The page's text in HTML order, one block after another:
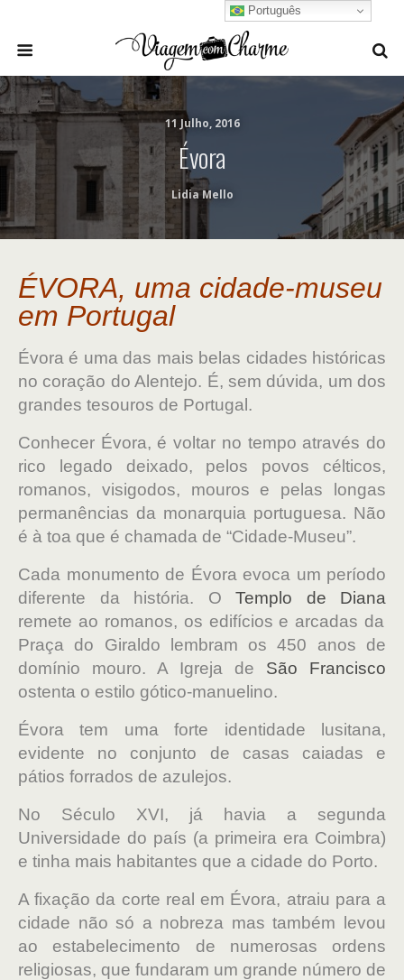
11 Julho, 2016
Évora
Lidia Mello
ÉVORA, uma cidade-museu
em Portugal
Évora é uma das mais belas cidades históricas
no coração do Alentejo. É, sem dúvida, um dos
grandes tesouros de Portugal.
Conhecer Évora, é voltar no tempo através do
rico legado deixado, pelos povos célticos,
romanos, visigodos, mouros e pelas longas
permanências da monarquia portuguesa. Não
é à toa que é chamada de “Cidade-Museu”.
Cada monumento de Évora evoca um período
diferente da história. O Templo de Diana
remete ao romanos, os edifícios e arcadas da
Praça do Giraldo lembram os 450 anos de
domínio mouro. A Igreja de São Francisco
ostenta o estilo gótico-manuelino.
Évora tem uma forte identidade lusitana,
evidente no conjunto de casas caiadas e
pátios forrados de azulejos.
No Século XVI, já havia a segunda
Universidade do país (a primeira era Coimbra)
e tinha mais habitantes que a cidade do Porto.
A fixação da corte real em Évora, atraiu para a
cidade não só a nobreza mas também levou
ao estabelecimento de numerosas ordens
religiosas, que fundaram um grande número de
Português